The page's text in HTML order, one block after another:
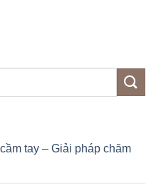
tay – Giải pháp chăm